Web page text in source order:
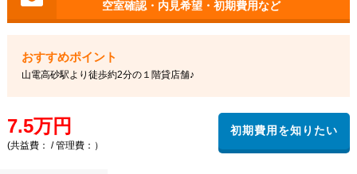
空室確認・内見希望・初期費用など
山電高砂駅より徒歩約2分の１階貸店舗♪
7.5万円
(共益費： / 管理費：）